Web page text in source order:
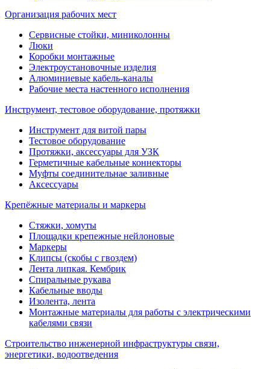
Организация рабочих мест
Сервисные стойки, миниколонны
Люки
Коробки монтажные
Электроустановочные изделия
Алюминиевые кабель-каналы
Рабочие места настенного исполнения
Инструмент, тестовое оборудование, протяжки
Инструмент для витой пары
Тестовое оборудование
Протяжки, аксессуары для УЗК
Герметичные кабельные коннекторы
Муфты соединительнае заливные
Аксессуары
Крепёжные материалы и маркеры
Стяжки, хомуты
Площадки крепежные нейлоновые
Маркеры
Клипсы (скобы с гвоздем)
Лента липкая. Кембрик
Спиральные рукава
Кабельные вводы
Изолента, лента
Монтажные материалы для работы с электрическими
кабелями связи
Строительство инженерной инфраструктуры связи,
энергетики, водоотведения